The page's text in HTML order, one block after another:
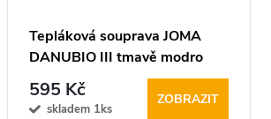
Tepláková souprava JOMA
DANUBIO III tmavě modro
sv.modrá vel.6XS
595 Kč
skladem 1ks
ZOBRAZIT